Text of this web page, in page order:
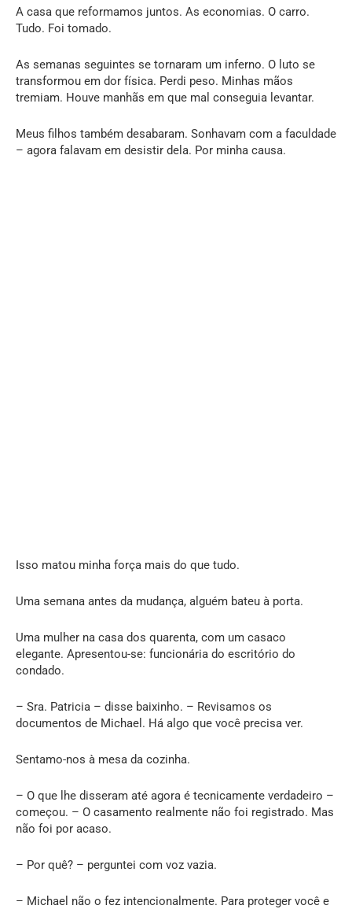
A casa que reformamos juntos. As economias. O carro.
Tudo. Foi tomado.
As semanas seguintes se tornaram um inferno. O luto se
transformou em dor física. Perdi peso. Minhas mãos
tremiam. Houve manhãs em que mal conseguia levantar.
Meus filhos também desabaram. Sonhavam com a faculdade
– agora falavam em desistir dela. Por minha causa.
Isso matou minha força mais do que tudo.
Uma semana antes da mudança, alguém bateu à porta.
Uma mulher na casa dos quarenta, com um casaco
elegante. Apresentou-se: funcionária do escritório do
condado.
– Sra. Patricia – disse baixinho. – Revisamos os
documentos de Michael. Há algo que você precisa ver.
Sentamo-nos à mesa da cozinha.
– O que lhe disseram até agora é tecnicamente verdadeiro –
começou. – O casamento realmente não foi registrado. Mas
não foi por acaso.
– Por quê? – perguntei com voz vazia.
– Michael não o fez intencionalmente. Para proteger você e